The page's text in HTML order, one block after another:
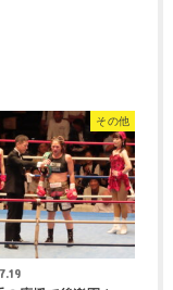
その他